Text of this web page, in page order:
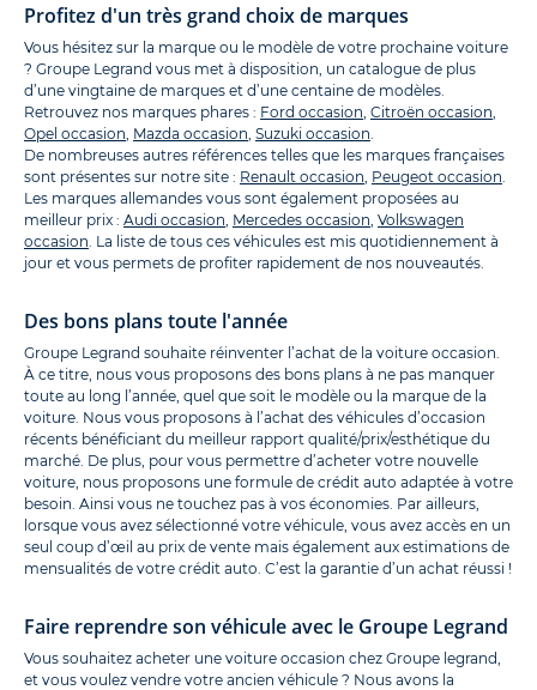
Profitez d'un très grand choix de marques
Vous hésitez sur la marque ou le modèle de votre prochaine voiture
? Groupe Legrand vous met à disposition, un catalogue de plus
d’une vingtaine de marques et d’une centaine de modèles.
Retrouvez nos marques phares : Ford occasion Citroën occasion
Opel occasion Mazda occasion Suzuki occasion
De nombreuses autres références telles que les marques françaises
sont présentes sur notre site : Renault occasion Peugeot occasion
Les marques allemandes vous sont également proposées au
meilleur prix : Audi occasion Mercedes occasion Volkswagen
occasion . La liste de tous ces véhicules est mis quotidiennement à
jour et vous permets de profiter rapidement de nos nouveautés.
Des bons plans toute l'année
Groupe Legrand souhaite réinventer l’achat de la voiture occasion.
À ce titre, nous vous proposons des bons plans à ne pas manquer
toute au long l’année, quel que soit le modèle ou la marque de la
voiture. Nous vous proposons à l’achat des véhicules d’occasion
récents bénéficiant du meilleur rapport qualité/prix/esthétique du
marché. De plus, pour vous permettre d’acheter votre nouvelle
voiture, nous proposons une formule de crédit auto adaptée à votre
besoin. Ainsi vous ne touchez pas à vos économies. Par ailleurs,
lorsque vous avez sélectionné votre véhicule, vous avez accès en un
seul coup d’œil au prix de vente mais également aux estimations de
mensualités de votre crédit auto. C’est la garantie d’un achat réussi !
Faire reprendre son véhicule avec le Groupe Legrand
Vous souhaitez acheter une voiture occasion chez Groupe legrand,
et vous voulez vendre votre ancien véhicule ? Nous avons la